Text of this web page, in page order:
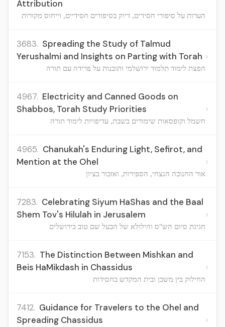
Attribution
הערות על סיפורי חסידים, דיוק בסיפורים חסידיים, וייחוס מקורות
3683. Spreading the Study of Talmud
Yerushalmi and Insights on Parting with Torah
הפצת לימוד תלמוד ירושלמי ותובנות על פרידה עם תורה
›
4967. Electricity and Canned Goods on
Shabbos, Torah Study Priorities
חשמל וקופסאות שימורים בשבת, עדיפויות לימוד תורה
›
4965. Chanukah's Enduring Light, Sefirot, and
Mention at the Ohel
אור החנוכה הנצחי, הספירות, ואזכור בציון
›
7283. Celebrating Siyum HaShas and the Baal
Shem Tov's Hilulah in Jerusalem
חגיגת סיום הש"ס והילולא של הבעל שם טוב בירושלים
›
7153. The Distinction Between Mishkan and
Beis HaMikdash in Chassidus
החילוק בין משכן ובית המקדש בחסידות
›
7412. Guidance for Travelers to the Ohel and
Spreading Chassidus
›